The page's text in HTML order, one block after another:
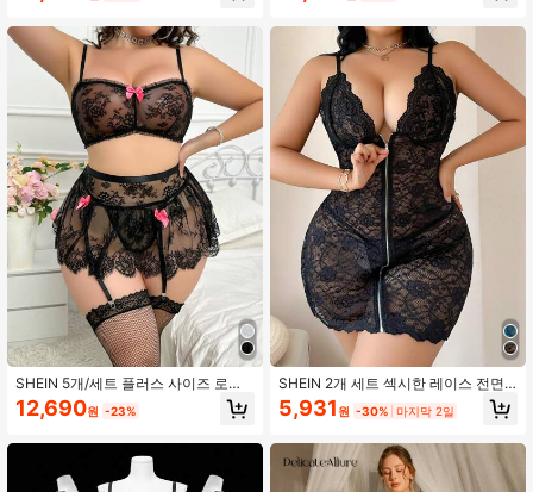
SHEIN 5개/세트 플러스 사이즈 로맨
틱 레이스 미디 스커트와 스타킹
12,690원 -23%
SHEIN 2개 세트 섹시한 레이스 전면
오픈 나이트가운 (탕크톱)
5,931 원 -30% 마지막 2일